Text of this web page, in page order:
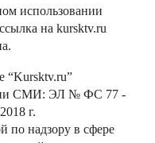
использовании
на kursktv.ru
“Kursktv.ru”
СМИ: ЭЛ № ФС 77 -
г.
по надзору в сфере